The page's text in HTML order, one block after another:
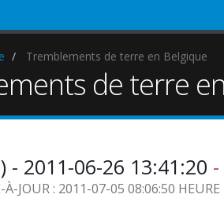
Tremblements de terre en Belgique
de terre
- 2011-06-26 13:41:20
À-JOUR : 2011-07-05 08:06:50 HEURE